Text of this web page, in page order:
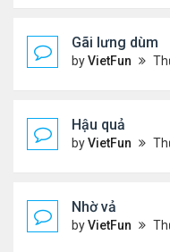
Gãi lưng dùm
byVietFun Thứ 6
Hậu quả
byVietFun Thứ 6
Nhờ vả
byVietFun Thứ 6